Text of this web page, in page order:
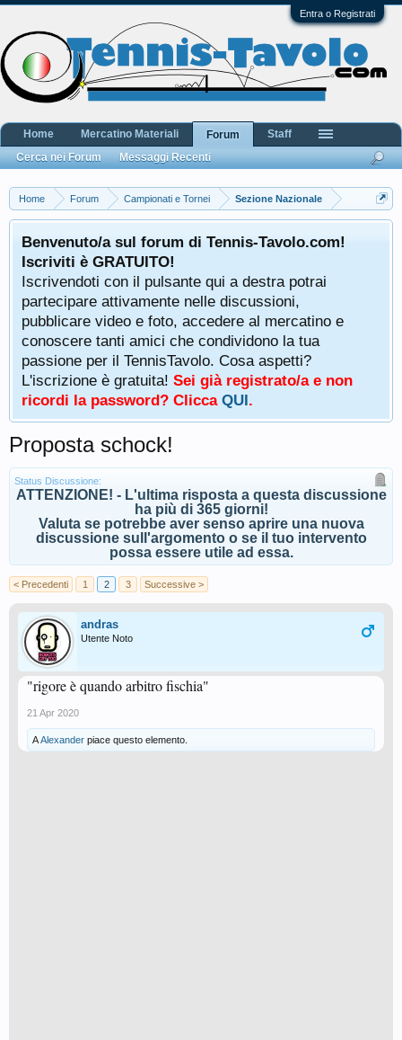
Entra o Registrati
Home Forum Campionati e Tornei Sezione Nazionale
Benvenuto/a sul forum di Tennis-Tavolo.com!
Iscriviti è GRATUITO!
Iscrivendoti con il pulsante qui a destra potrai
partecipare attivamente nelle discussioni,
pubblicare video e foto, accedere al mercatino e
conoscere tanti amici che condividono la tua
passione per il TennisTavolo. Cosa aspetti?
L'iscrizione è gratuita! Sei già registrato/a e non
ricordi la password? Clicca QUI.
Proposta schock!
Status Discussione:
ATTENZIONE! - L'ultima risposta a questa discussione
ha più di 365 giorni!
Valuta se potrebbe aver senso aprire una nuova
discussione sull'argomento o se il tuo intervento
possa essere utile ad essa.
< Precedenti 1 2 3 Successive >
andras
Utente Noto
"rigore è quando arbitro fischia"
21 Apr 2020
AAlexander piace questo elemento.
Home Mercatino Materiali
Forum
Cerca nei Forum
Messaggi Recenti
Staff